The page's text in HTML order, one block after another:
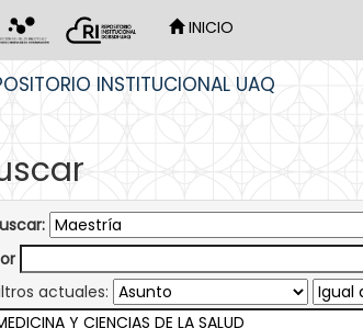
INICIO
INSTITUCIONAL UAQ
actuales: